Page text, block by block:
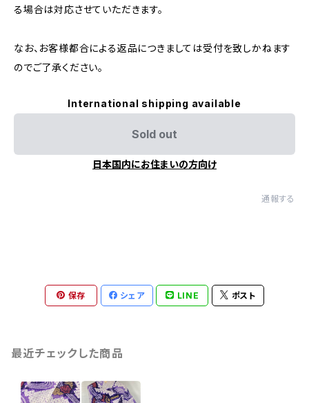
る場合は対応させていただきます。
なお、お客様都合による返品につきましては受付を致しかねます
のでご了承ください。
International shipping available
Sold out
日本国内にお住まいの方向け
通報する
保存 シェア LINE ポスト
最近チェックした商品